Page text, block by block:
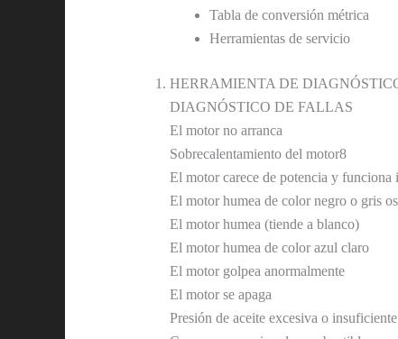
Tabla de conversión métrica
Herramientas de servicio
HERRAMIENTA DE
DIAGNÓSTICO DE FALLAS
El motor no arranca
Sobrecalentamiento del motor8
El motor carece de potencia y funciona
El motor humea de color negro o gris
El motor humea (tiende a blanco)
El motor humea de color azul claro
El motor golpea anormalmente
El motor se apaga
Presión de aceite excesiva o insuficiente